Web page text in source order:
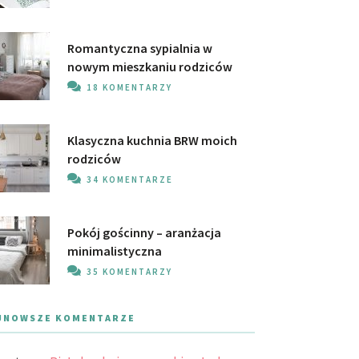
Romantyczna sypialnia w
nowym mieszkaniu rodziców
18 KOMENTARZY
Klasyczna kuchnia BRW moich
rodziców
34 KOMENTARZE
Pokój gościnny – aranżacja
minimalistyczna
35 KOMENTARZY
KOMENTARZE